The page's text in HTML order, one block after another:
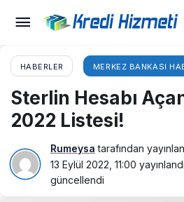
HABERLER MERKEZ BANKASI
Sterlin Hesabı
2022 Listesi!
Rumeysa tarafından
13 Eylül 2022, 11:00 yayınlandı
güncellendi